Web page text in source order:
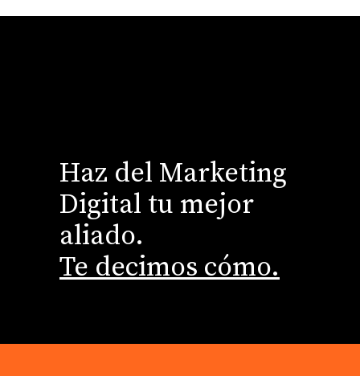
Haz del Marketing
Digital tu mejor
aliado.
Te decimos cómo.